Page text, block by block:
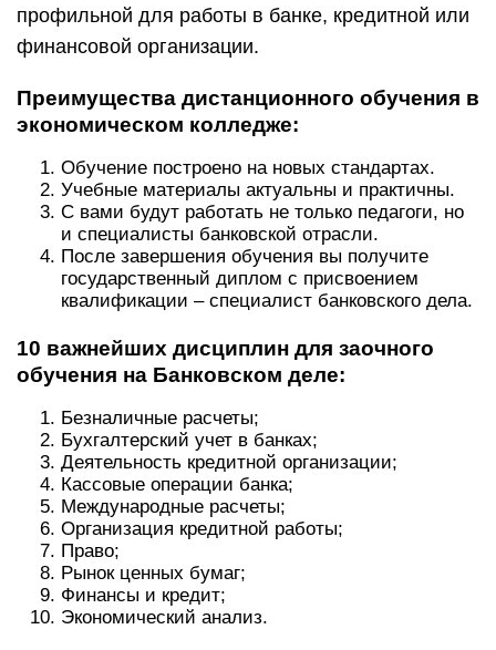
профильной для работы в банке, кредитной или
финансовой организации.
Преимущества дистанционного обучения в
экономическом колледже:
Обучение построено на новых стандартах.
Учебные материалы актуальны и практичны.
С вами будут работать не только педагоги, но
и специалисты банковской отрасли.
После завершения обучения вы получите
государственный диплом с присвоением
квалификации – специалист банковского дела.
10 важнейших дисциплин для заочного
обучения на Банковском деле:
Безналичные расчеты;
Бухгалтерский учет в банках;
Деятельность кредитной организации;
Кассовые операции банка;
Международные расчеты;
Организация кредитной работы;
Право;
Рынок ценных бумаг;
Финансы и кредит;
Экономический анализ.